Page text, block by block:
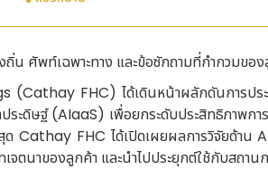
ถิ่น ศัพท์เฉพาะทาง และข้อซักถามที่กำกวมขอ
FHC) ได้เดินหน้าผลักดันการประยุก
ดิษฐ์ (AIaaS) เพื่อยกระดับประสิทธิภาพกา
Cathay FHC ได้เปิดเผยผลการวิจัยด้า
จตนาของลูกค้า และนำไปประยุกต์ใช้กับสถา